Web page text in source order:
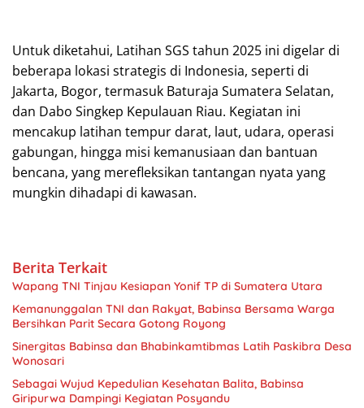
Untuk diketahui, Latihan SGS tahun 2025 ini digelar di
beberapa lokasi strategis di Indonesia, seperti di
Jakarta, Bogor, termasuk Baturaja Sumatera Selatan,
dan Dabo Singkep Kepulauan Riau. Kegiatan ini
mencakup latihan tempur darat, laut, udara, operasi
gabungan, hingga misi kemanusiaan dan bantuan
bencana, yang merefleksikan tantangan nyata yang
mungkin dihadapi di kawasan.
Berita Terkait
Wapang TNI Tinjau Kesiapan Yonif TP di Sumatera Utara
Kemanunggalan TNI dan Rakyat, Babinsa Bersama Warga
Bersihkan Parit Secara Gotong Royong
Sinergitas Babinsa dan Bhabinkamtibmas Latih Paskibra Desa
Wonosari
Sebagai Wujud Kepedulian Kesehatan Balita, Babinsa
Giripurwa Dampingi Kegiatan Posyandu